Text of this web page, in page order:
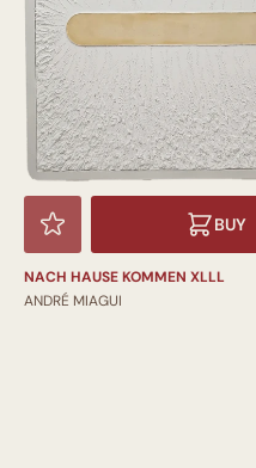
BUY
NACH HAUSE KOMMEN XLLL
ANDRÉ MIAGUI